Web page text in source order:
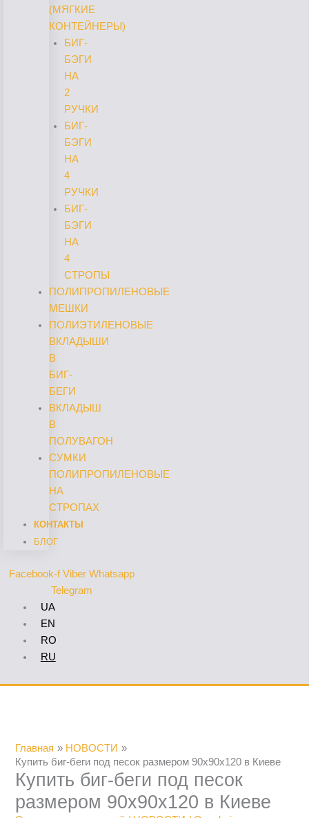
(МЯГКИЕ
КОНТЕЙНЕРЫ)
БИГ-
БЭГИ
НА
2
РУЧКИ
БИГ-
БЭГИ
НА
4
РУЧКИ
БИГ-
БЭГИ
НА
4
СТРОПЫ
ПОЛИПРОПИЛЕНОВЫЕ
МЕШКИ
ПОЛИЭТИЛЕНОВЫЕ
ВКЛАДЫШИ
В
БИГ-
БЕГИ
ВКЛАДЫШ
В
ПОЛУВАГОН
СУМКИ
ПОЛИПРОПИЛЕНОВЫЕ
НА
СТРОПАХ
КОНТАКТЫ
БЛОГ
Facebook-f Viber Whatsapp
Telegram
UA
EN
RO
RU
Главная
НОВОСТИ
Купить биг-беги под песок размером 90х90х120 в Киеве
Купить биг-беги под песок
размером 90х90х120 в Киеве